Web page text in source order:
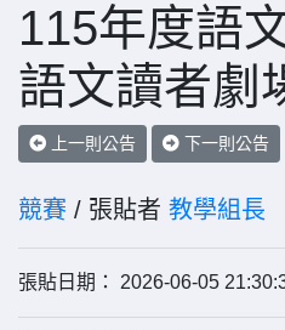
115年度語
語文讀者劇
上一則公告 下一則公告
競賽 / 張貼者 教學組長
張貼日期： 2026-06-05